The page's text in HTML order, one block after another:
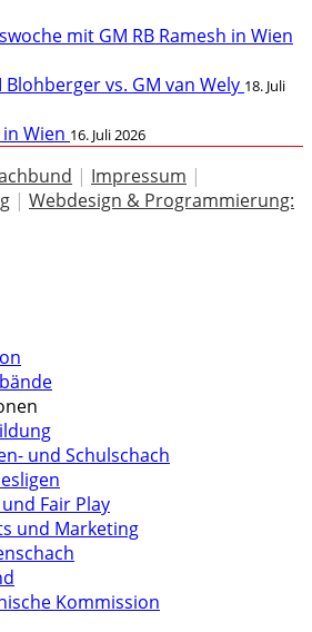
mit GM RB Ramesh in Wien
vs. GM van Wely 18. Juli
Wien 16. Juli 2026
| Impressum |
| Webdesign & Programmierung:
und Schulschach
Fair Play
und Marketing
Kommission